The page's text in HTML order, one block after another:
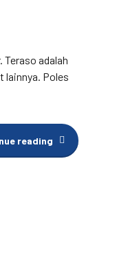
adalah
lainnya. Poles
reading